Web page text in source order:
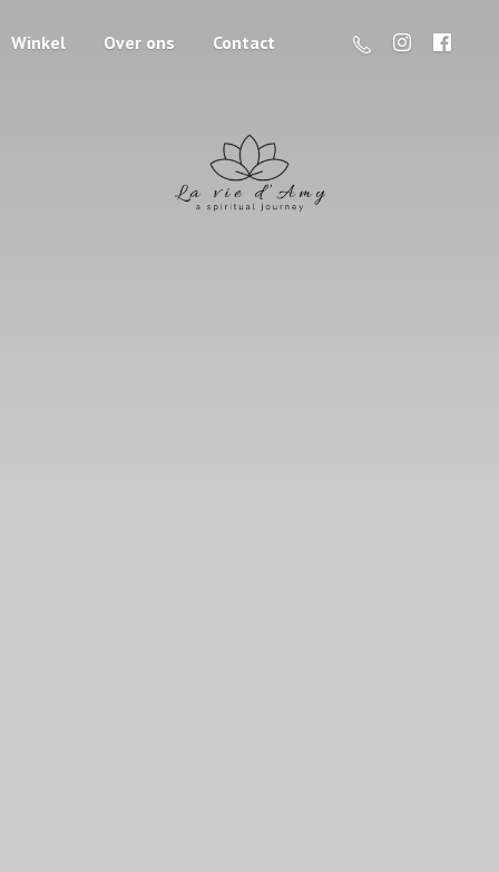
Winkel Over ons Contact